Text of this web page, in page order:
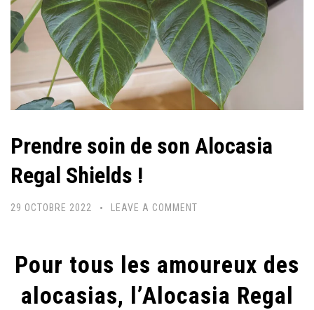
Prendre soin de son Alocasia
Regal Shields !
29 OCTOBRE 2022 LEAVE A COMMENT
Pour tous les amoureux des
alocasias, l’Alocasia Regal